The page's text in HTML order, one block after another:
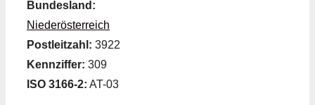
Bundesland:
Niederösterreich
Postleitzahl: 3922
Kennziffer: 309
ISO 3166-2: AT-03